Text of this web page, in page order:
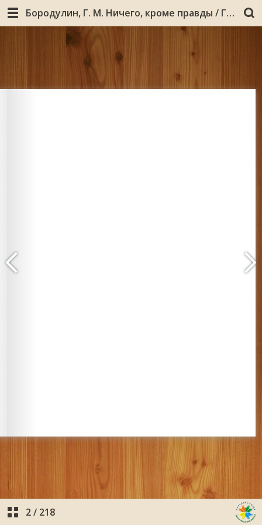
Бородулин, Г. М. Ничего, кроме правды / Г. М. Бородулин. - Мурманск : [б. и.], 1994. - 215, [1] с.
2/ 218